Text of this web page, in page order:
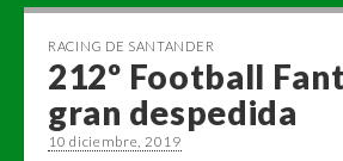
RACING DE SANTANDER
212º Football
gran despedida
10 diciembre, 2019